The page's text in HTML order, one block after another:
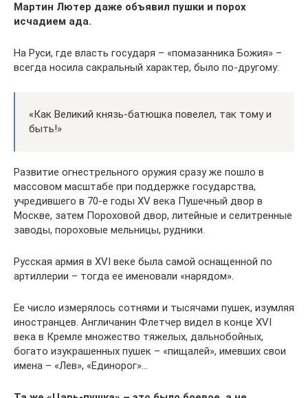
Мартин Лютер даже объявил пушки и порох
исчадием ада.
На Руси, где власть государя – «помазанника Божия» –
всегда носила сакральный характер, было по-другому:
«Как Великий князь-батюшка повелел, так тому и
быть!»
Развитие огнестрельного оружия сразу же пошло в
массовом масштабе при поддержке государства,
учредившего в 70-е годы XV века Пушечный двор в
Москве, затем Пороховой двор, литейные и селитренные
заводы, пороховые мельницы, рудники.
Русская армия в XVI веке была самой оснащенной по
артиллерии – тогда ее именовали «нарядом».
Ее число измерялось сотнями и тысячами пушек, изумляя
иностранцев. Англичанин Флетчер видел в конце XVI
века в Кремле множество тяжелых, дальнобойных,
богато изукрашенных пушек – «пищалей», имевших свои
имена – «Лев», «Единорог»…